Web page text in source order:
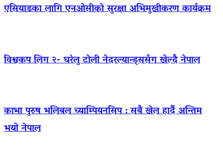
एसियाडका लागि एनओसीको सुरक्षा अभिमुखीकरण कार्यक्रम
विश्वकप लिग २- घरेलु टोली नेदरल्यान्ड्ससँग खेल्दै नेपाल
काभा पुरुष भलिबल च्याम्पियनसिप : सबै खेल हार्दै अन्तिम
भयो नेपाल